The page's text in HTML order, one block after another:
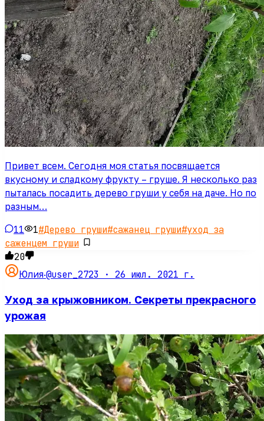
Привет всем. Сегодня моя статья посвящается
вкусному и сладкому фрукту – груше. Я несколько раз
пыталась посадить дерево груши у себя на даче. Но по
разным…
11 1#Дерево груши#сажанец груши#уход за
саженцем груши
20
Юлия·@user_2723 · 26 июл. 2021 г.
Уход за крыжовником. Секреты прекрасного
урожая